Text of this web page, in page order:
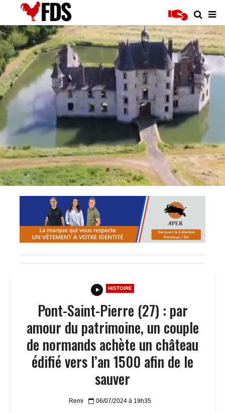
HISTOIRE
Pont-Saint-Pierre (27) : par
amour du patrimoine, un couple
de normands achète un château
édifié vers l’an 1500 afin de le
sauver
Remi 06/07/2024 à 19h35